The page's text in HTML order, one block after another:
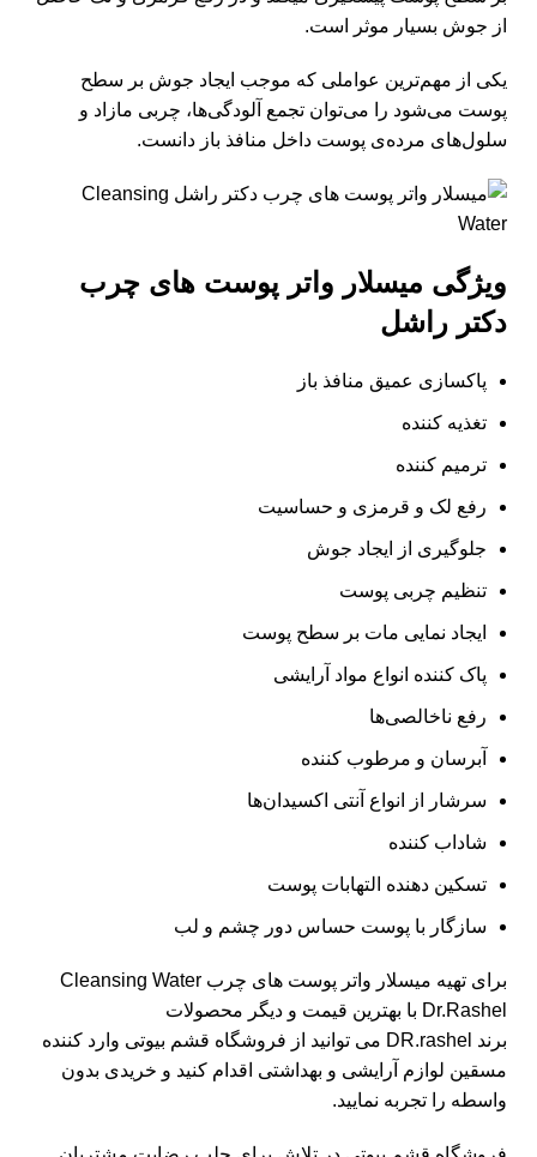
از جوش بسیار موثر است.
یکی از مهم‌ترین عواملی که موجب ایجاد جوش بر سطح
پوست می‌شود را می‌توان تجمع آلودگی‌ها، چربی مازاد و
سلول‌های مرده‌ی پوست داخل منافذ باز دانست.
ویژگی میسلار واتر پوست های چرب
دکتر راشل
پاکسازی عمیق منافذ باز
تغذیه کننده
ترمیم کننده
رفع لک و قرمزی و حساسیت
جلوگیری از ایجاد جوش
تنظیم چربی پوست
ایجاد نمایی مات بر سطح پوست
پاک کننده انواع مواد آرایشی
رفع ناخالصی‌ها
آبرسان و مرطوب کننده
سرشار از انواع آنتی اکسیدان‌ها
شاداب کننده
تسکین دهنده التهابات پوست
سازگار با پوست حساس دور چشم و لب
برای تهیه میسلار واتر پوست های چرب Cleansing Water
Dr.Rashel با بهترین قیمت و دیگر محصولات
برند DR.rashel می توانید از فروشگاه قشم بیوتی وارد کننده
مسقین لوازم آرایشی و بهداشتی اقدام کنید و خریدی بدون
واسطه را تجربه نمایید.